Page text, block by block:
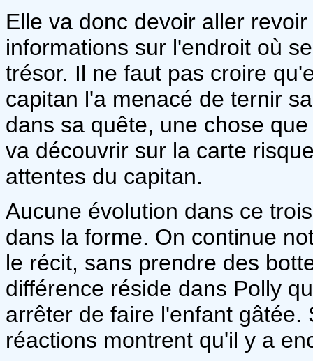
Elle va donc devoir aller
informations sur l'endroit où
trésor. Il ne faut pas croire
capitan l'a menacé de ternir
dans sa quête, une chose
va découvrir sur la carte
attentes du capitan.
Aucune évolution dans ce
dans la forme. On continue
le récit, sans prendre des
différence réside dans Polly
arrêter de faire l'enfant
réactions montrent qu'il y a